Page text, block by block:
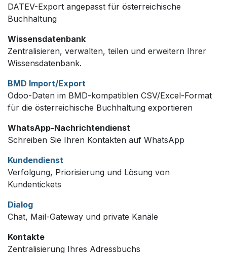
DATEV-Export angepasst für österreichische
Buchhaltung
Wissensdatenbank
Zentralisieren, verwalten, teilen und erweitern Ihrer
Wissensdatenbank.
BMD Import/Export
Odoo-Daten im BMD-kompatiblen CSV/Excel-Format
für die österreichische Buchhaltung exportieren
WhatsApp-Nachrichtendienst
Schreiben Sie Ihren Kontakten auf WhatsApp
Kundendienst
Verfolgung, Priorisierung und Lösung von
Kundentickets
Dialog
Chat, Mail-Gateway und private Kanäle
Kontakte
Zentralisierung Ihres Adressbuchs